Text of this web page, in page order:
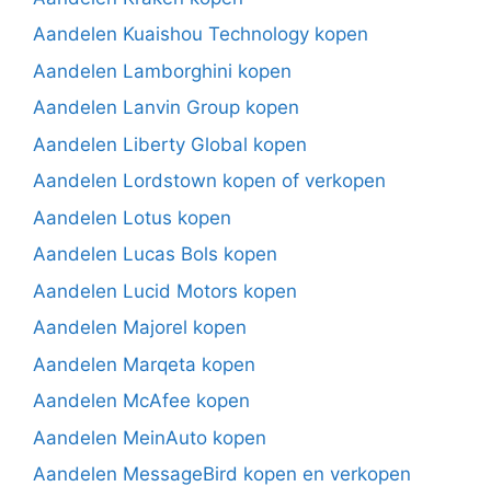
Aandelen Kuaishou Technology kopen
Aandelen Lamborghini kopen
Aandelen Lanvin Group kopen
Aandelen Liberty Global kopen
Aandelen Lordstown kopen of verkopen
Aandelen Lotus kopen
Aandelen Lucas Bols kopen
Aandelen Lucid Motors kopen
Aandelen Majorel kopen
Aandelen Marqeta kopen
Aandelen McAfee kopen
Aandelen MeinAuto kopen
Aandelen MessageBird kopen en verkopen